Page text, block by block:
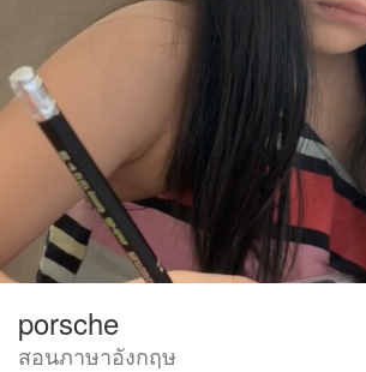
porsche
สอนภาษาอังกฤษ